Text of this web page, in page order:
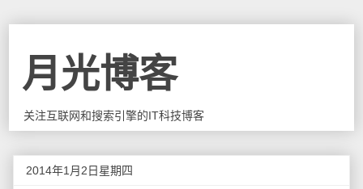
月光博客
关注互联网和搜索引擎的IT科技博客
2014年1月2日星期四